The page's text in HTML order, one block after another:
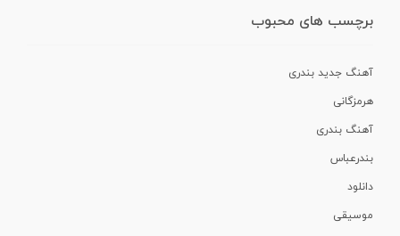
برچسب های محبوب
آهنگ جدید بندری
هرمزگانی
آهنگ بندری
بندرعباس
دانلود
موسیقی